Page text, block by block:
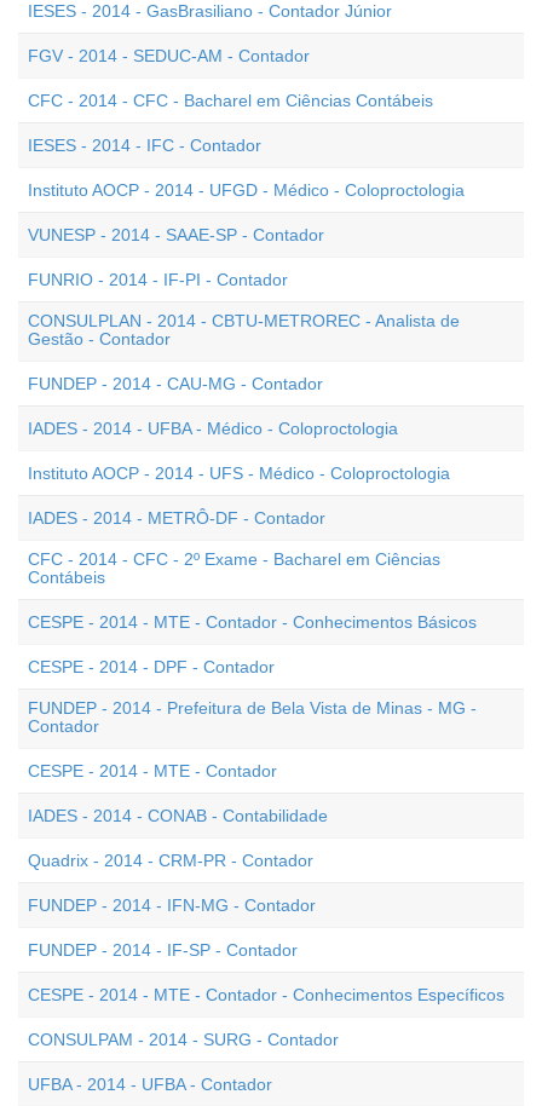
IESES - 2014 - GasBrasiliano - Contador Júnior
FGV - 2014 - SEDUC-AM - Contador
CFC - 2014 - CFC - Bacharel em Ciências Contábeis
IESES - 2014 - IFC - Contador
Instituto AOCP - 2014 - UFGD - Médico - Coloproctologia
VUNESP - 2014 - SAAE-SP - Contador
FUNRIO - 2014 - IF-PI - Contador
CONSULPLAN - 2014 - CBTU-METROREC - Analista de
Gestão - Contador
FUNDEP - 2014 - CAU-MG - Contador
IADES - 2014 - UFBA - Médico - Coloproctologia
Instituto AOCP - 2014 - UFS - Médico - Coloproctologia
IADES - 2014 - METRÔ-DF - Contador
CFC - 2014 - CFC - 2º Exame - Bacharel em Ciências
Contábeis
CESPE - 2014 - MTE - Contador - Conhecimentos Básicos
CESPE - 2014 - DPF - Contador
FUNDEP - 2014 - Prefeitura de Bela Vista de Minas - MG -
Contador
CESPE - 2014 - MTE - Contador
IADES - 2014 - CONAB - Contabilidade
Quadrix - 2014 - CRM-PR - Contador
FUNDEP - 2014 - IFN-MG - Contador
FUNDEP - 2014 - IF-SP - Contador
CESPE - 2014 - MTE - Contador - Conhecimentos Específicos
CONSULPAM - 2014 - SURG - Contador
UFBA - 2014 - UFBA - Contador